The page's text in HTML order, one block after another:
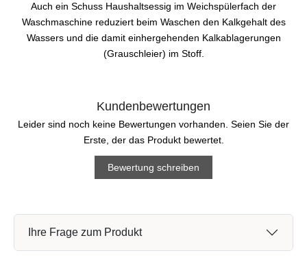
Auch ein Schuss Haushaltsessig im Weichspülerfach der
Waschmaschine reduziert beim Waschen den Kalkgehalt des
Wassers und die damit einhergehenden Kalkablagerungen
(Grauschleier) im Stoff.
Kundenbewertungen
Leider sind noch keine Bewertungen vorhanden. Seien Sie der
Erste, der das Produkt bewertet.
Bewertung schreiben
Ihre Frage zum Produkt